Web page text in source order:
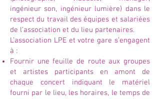
ingénieur son, ingénieur lumière) dans le
respect du travail des équipes et salariées
de l’association et du lieu partenaires.
L’association LPE et votre gare s’engagent
à :
Fournir une feuille de route aux groupes
et artistes participants en amont de
chaque concert indiquant le matériel
fourni par le lieu, les horaires, le temps de